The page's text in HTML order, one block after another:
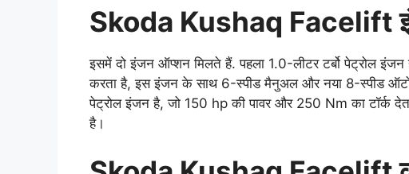
Skoda Kushaq Facelift
इसमें दो इंजन ऑप्शन मिलते हैं. पहला 1.0-लीटर टर्बो पेट्रोल
करता है, इस इंजन के साथ 6-स्पीड मैनुअल और नया 8-स्पीड
पेट्रोल इंजन है, जो 150 hp की पावर और 250 Nm का टॉर्क
है।